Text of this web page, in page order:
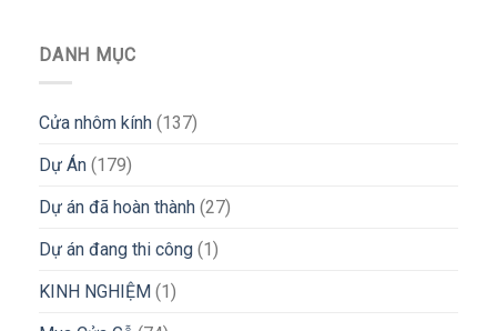
DANH MỤC
Cửa nhôm kính (137)
Dự Án (179)
Dự án đã hoàn thành (27)
Dự án đang thi công (1)
KINH NGHIỆM (1)